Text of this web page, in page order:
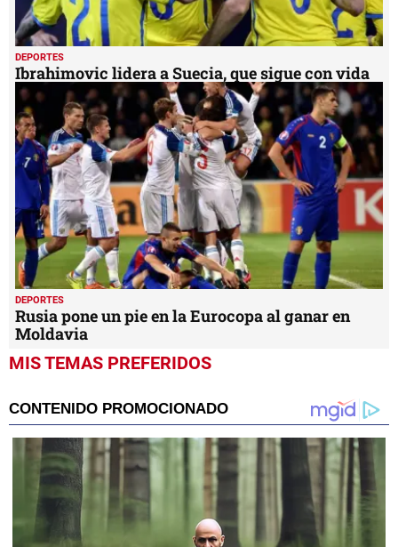
DEPORTES
Ibrahimovic lidera a Suecia, que sigue con vida
DEPORTES
Rusia pone un pie en la Eurocopa al ganar en
Moldavia
MIS TEMAS PREFERIDOS